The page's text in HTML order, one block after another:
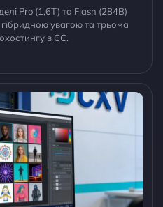
Pro (1,6T) та Flash (284B)
гібридною увагою та трьома
в ЄС.